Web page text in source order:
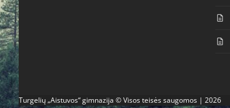
Turgelių „Aistuvos“ gimnazija © Visos teisės saugomos | 2026